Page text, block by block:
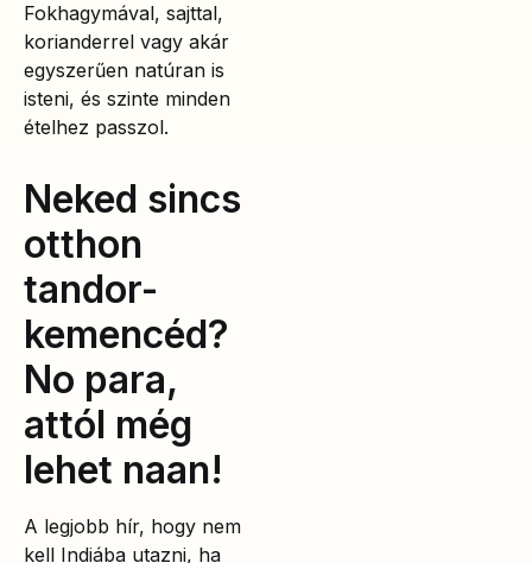
Fokhagymával, sajttal,
korianderrel vagy akár
egyszerűen natúran is
isteni, és szinte minden
ételhez passzol.
Neked sincs
otthon
tandor-
kemencéd?
No para,
attól még
lehet naan!
A legjobb hír, hogy nem
kell Indiába utazni, ha